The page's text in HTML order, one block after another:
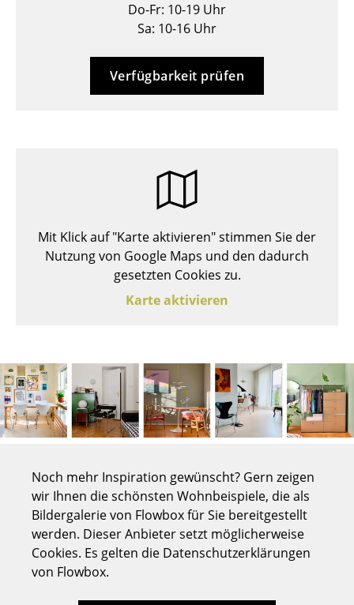
Gartenstühle
Bürosessel
Einzelteile
... alle Sitzmöbel
Esstische
Beistelltische
Couchtische
Sekretäre & PC-Tische
Konferenztische
Stehtische & Stehpulte
Do-Fr: 10-19 Uhr
Sa: 10-16 Uhr
Verfügbarkeit prüfen
Mit Klick auf "Karte aktivieren" stimmen Sie der
Nutzung von Google Maps und den dadurch
gesetzten Cookies zu.
Karte aktivieren
Noch mehr Inspiration gewünscht? Gern zeigen
wir Ihnen die schönsten Wohnbeispiele, die als
Bildergalerie von Flowbox für Sie bereitgestellt
werden. Dieser Anbieter setzt möglicherweise
Cookies. Es gelten die Datenschutzerklärungen
von Flowbox.